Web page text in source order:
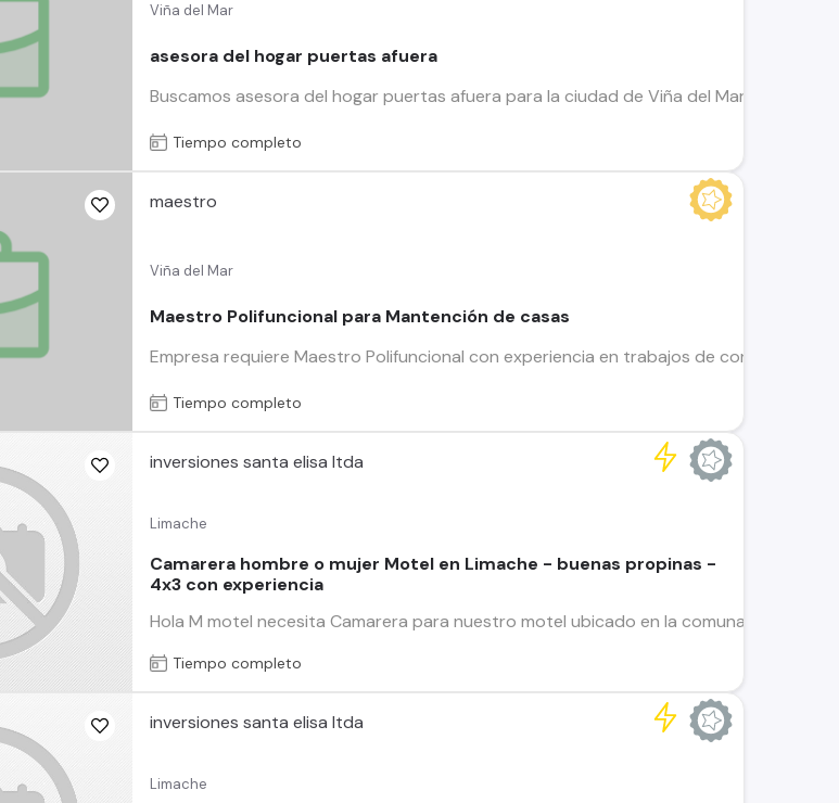
Viña del Mar
asesora del hogar puertas afuera
Buscamos asesora del hogar puertas afuera para la ciudad de Viña del Mar, lavar,
Tiempo completo
maestro
Viña del Mar
Maestro Polifuncional para Mantención de casas
Empresa requiere Maestro Polifuncional con experiencia en trabajos de construcción
Tiempo completo
inversiones santa elisa ltda
Limache
Camarera hombre o mujer Motel en Limache - buenas propinas -
4x3 con experiencia
Hola M motel necesita Camarera para nuestro motel ubicado en la comuna de
Tiempo completo
inversiones santa elisa ltda
Limache